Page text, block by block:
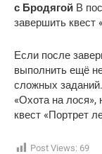
с Бродягой В
завершить квест
Если после
выполнить ещё
сложных
«Охота на
квест «Портрет
Post Views: 69